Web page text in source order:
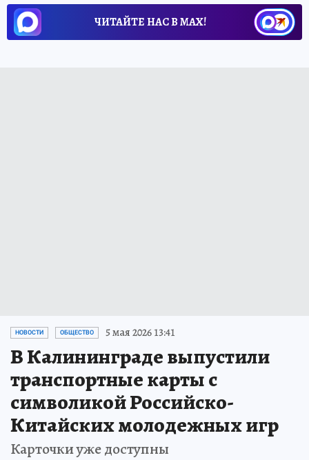
ЧИТАЙТЕ НАС В МАХ!
НОВОСТИ ОБЩЕСТВО 5 мая 2026 13:41
В Калининграде выпустили
транспортные карты с
символикой Российско-
Китайских молодежных игр
Карточки уже доступны